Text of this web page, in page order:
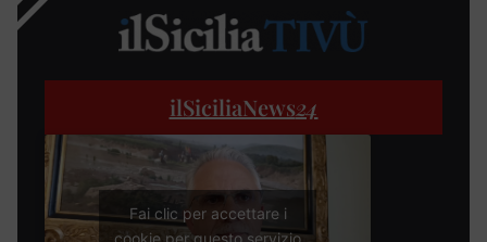
ilSiciliaNews24
Fai clic per accettare i